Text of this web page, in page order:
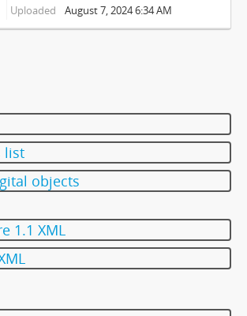
Uploaded
August 7, 2024 6:34 AM
list
objects
1.1 XML